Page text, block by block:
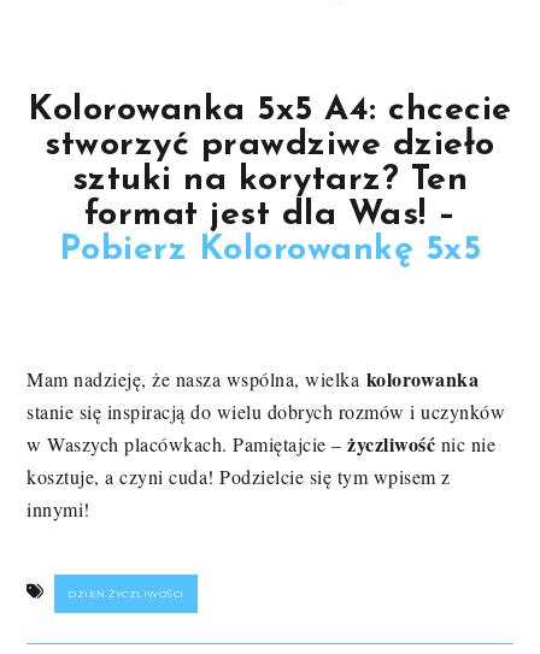
Kolorowanka 5x5 A4: chcecie
stworzyć prawdziwe dzieło
sztuki na korytarz? Ten
format jest dla Was! –
Pobierz Kolorowankę 5x5
Mam nadzieję, że nasza wspólna, wielka kolorowanka
stanie się inspiracją do wielu dobrych rozmów i uczynków
w Waszych placówkach. Pamiętajcie –życzliwość nic nie
kosztuje, a czyni cuda! Podzielcie się tym wpisem z
innymi!
DZIEŃ ŻYCZLIWOŚCI